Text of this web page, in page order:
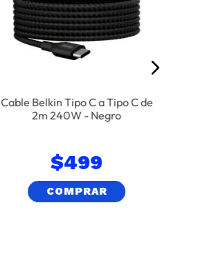
Cable Belkin Tipo C a Tipo C de
2m 240W - Negro
$499
COMPRAR